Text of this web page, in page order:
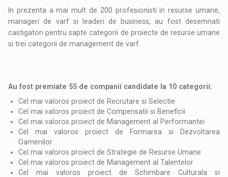
In prezenta a mai mult de 200 profesionisti in resurse umane,
manageri de varf si leaderi de business, au fost desemnati
castigatori pentru sapte categorii de proiecte de resurse umane
si trei categorii de management de varf.
Au fost premiate 55 de companii candidate la 10 categorii:
Cel mai valoros proiect de Recrutare si Selectie
Cel mai valoros proiect de Compensatii si Beneficii
Cel mai valoros proiect de Management al Performantei
Cel mai valoros proiect de Formarea si Dezvoltarea
Oamenilor
Cel mai valoros proiect de Strategie de Resurse Umane
Cel mai valoros proiect de Management al Talentelor
Cel mai valoros proiect de Schimbare Culturala si